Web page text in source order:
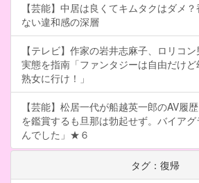
【芸能】中居は良くてキムタクはダメ
ない違和感の深層
【テレビ】作家の岩井志麻子、ロリコ
実態を指南「ファンタジーは自由だけど
熟女に行け！」
【芸能】松居一代が船越英一郎のAV
を鑑賞するも旦那は勃起せず。バイア
んでした」★６
タグ：復帰